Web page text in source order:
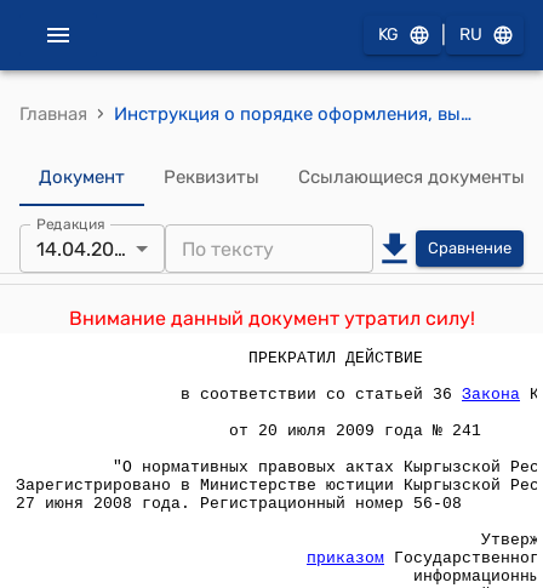
KG RU
Главная › Инструкция о порядке оформления, выдачи и учета служебного паспорта Кыргызской Республики (утверждена приказом Госагентства информационных ресурсов и технологий КР от 14 апреля 2008 года № 23/п, МВД КР от 18 июня 2008 года № 619 и МИД КР от 18 июня 2008 года № 80-п)
Документ Реквизиты Ссылающиеся документы
Редакция
14.04.2008 Сравнение
Внимание данный документ утратил силу!